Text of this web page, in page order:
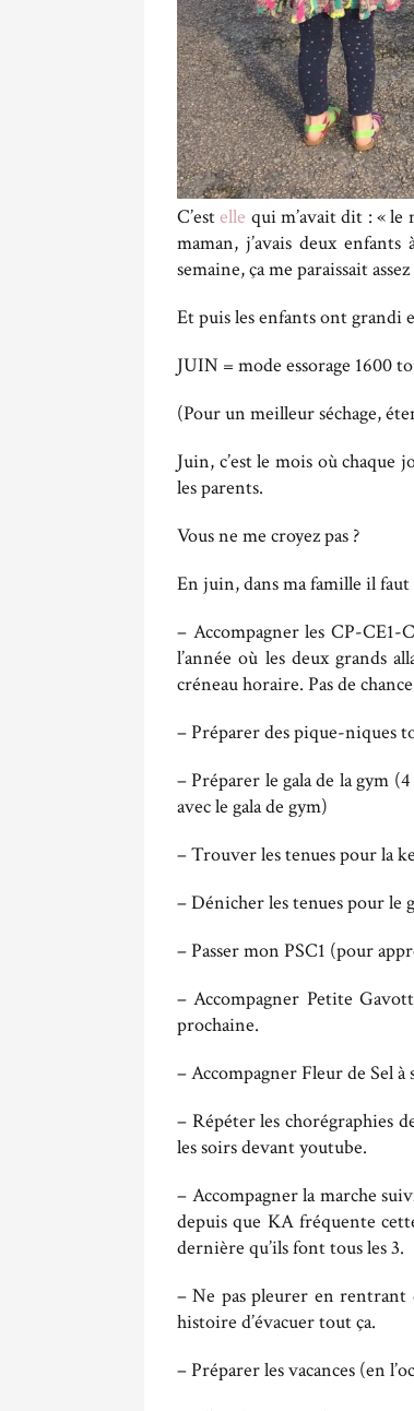
C’estelle qui m’avait dit : « le
maman, j’avais deux
semaine, ça me paraissait
Et puis les enfants ont grandi
JUIN = mode essorage 1600
(Pour un meilleur séchage,
Juin, c’est le mois où
les parents.
Vous ne me croyez pas ?
En juin, dans ma famille il faut
– Accompagner les CP-CE1-
l’année où les deux grands
créneau horaire. Pas de
– Préparer des pique-niques
– Préparer le gala de la gym
avec le gala de gym)
– Trouver les tenues pour la
– Dénicher les tenues pour le
– Passer mon PSC1 (pour
– Accompagner Petite
prochaine.
– Accompagner Fleur de Sel à
– Répéter les chorégraphies
les soirs devant youtube.
– Accompagner la marche
depuis que KA fréquente
dernière qu’ils font tous les 3.
– Ne pas pleurer en
histoire d’évacuer tout ça.
– Préparer les vacances (en